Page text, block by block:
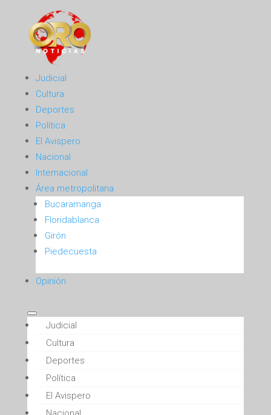
Judicial
Cultura
Deportes
Política
El Avispero
Nacional
Internacional
Área metropolitana
Bucaramanga
Floridablanca
Girón
Piedecuesta
Opinión
Judicial
Cultura
Deportes
Política
El Avispero